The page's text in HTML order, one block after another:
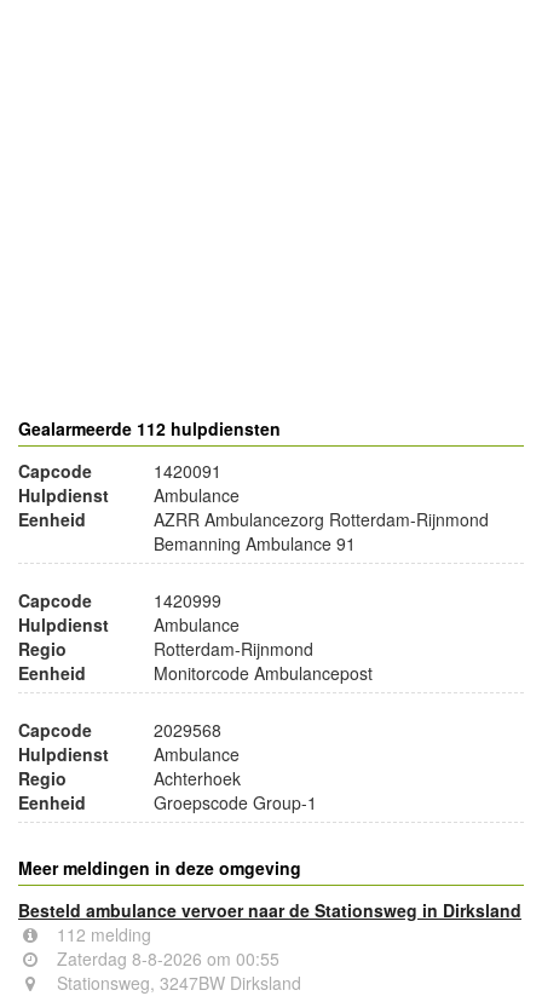
Gealarmeerde 112 hulpdiensten
Capcode
1420091
Hulpdienst
Ambulance
Eenheid
AZRR Ambulancezorg Rotterdam-Rijnmond
Bemanning Ambulance 91
Capcode
1420999
Hulpdienst
Ambulance
Regio
Rotterdam-Rijnmond
Eenheid
Monitorcode Ambulancepost
Capcode
2029568
Hulpdienst
Ambulance
Regio
Achterhoek
Eenheid
Groepscode Group-1
Meer meldingen in deze omgeving
Besteld ambulance vervoer naar de Stationsweg in Dirksland
112 melding
Zaterdag 8-8-2026 om 00:55
Stationsweg, 3247BW Dirksland